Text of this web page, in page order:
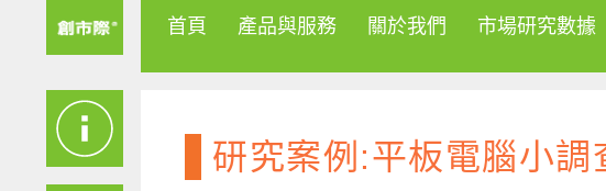
首頁 產品與服務 關於我們 市場研究數據
研究案例:平板電腦小調